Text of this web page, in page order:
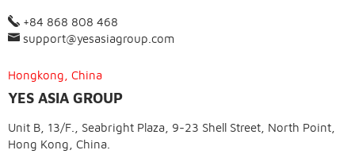
+84 868 808 468
support@yesasiagroup.com
Hongkong, China
YES ASIA GROUP
Unit B, 13/F., Seabright Plaza, 9-23 Shell Street, North Point,
Hong Kong, China.